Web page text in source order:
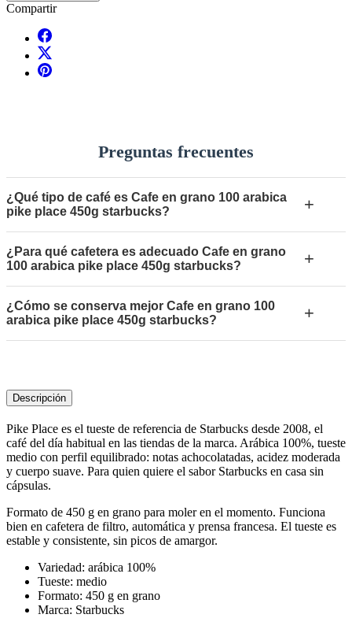
Compartir
Preguntas frecuentes
¿Qué tipo de café es Cafe en grano 100 arabica
pike place 450g starbucks?
+
¿Para qué cafetera es adecuado Cafe en grano
100 arabica pike place 450g starbucks?
+
¿Cómo se conserva mejor Cafe en grano 100
arabica pike place 450g starbucks?
+
Descripción
Pike Place es el tueste de referencia de Starbucks desde 2008, el
café del día habitual en las tiendas de la marca. Arábica 100%, tueste
medio con perfil equilibrado: notas achocolatadas, acidez moderada
y cuerpo suave. Para quien quiere el sabor Starbucks en casa sin
cápsulas.
Formato de 450 g en grano para moler en el momento. Funciona
bien en cafetera de filtro, automática y prensa francesa. El tueste es
estable y consistente, sin picos de amargor.
Variedad: arábica 100%
Tueste: medio
Formato: 450 g en grano
Marca: Starbucks